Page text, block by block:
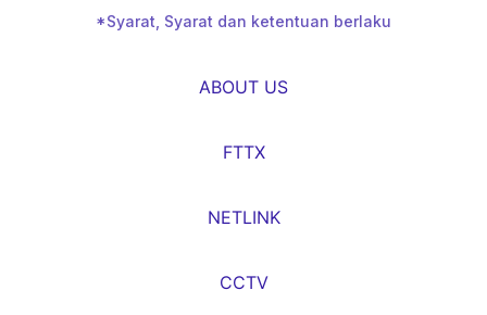
ABOUT US
FTTX
NETLINK
CCTV
*Syarat, Syarat dan ketentuan berlaku